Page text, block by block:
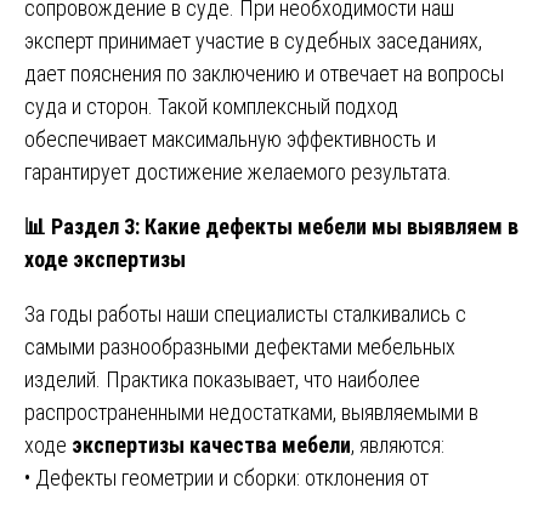
сопровождение в суде. При необходимости наш
эксперт принимает участие в судебных заседаниях,
дает пояснения по заключению и отвечает на вопросы
суда и сторон. Такой комплексный подход
обеспечивает максимальную эффективность и
гарантирует достижение желаемого результата.
📊 Раздел 3: Какие дефекты мебели мы выявляем в
ходе экспертизы
За годы работы наши специалисты сталкивались с
самыми разнообразными дефектами мебельных
изделий. Практика показывает, что наиболее
распространенными недостатками, выявляемыми в
ходе экспертизы качества мебели, являются:
• Дефекты геометрии и сборки: отклонения от